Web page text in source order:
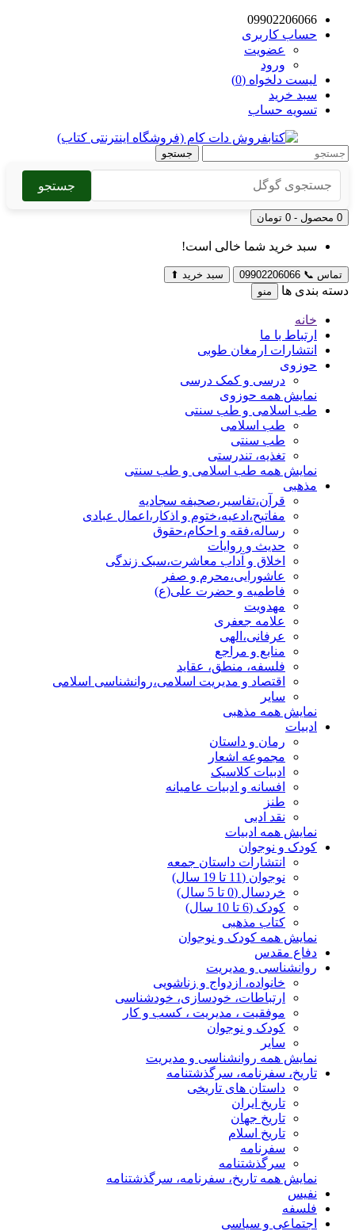
09902206066
حساب کاربری
عضویت
ورود
لیست دلخواه (0)
سبد خرید
تسویه حساب
جستجو
جستجو
0 محصول - 0 تومان
سبد خرید شما خالی است!
تماس 📞
09902206066 سبد خرید ⬆
دسته بندی ها منو
خانه
ارتباط با ما
انتشارات ارمغان طوبی
حوزوی
درسی و کمک درسی
نمایش همه حوزوی
طب اسلامی و طب سنتی
طب اسلامی
طب سنتی
تغذیه، تندرستی
نمایش همه طب اسلامی و طب سنتی
مذهبی
قرآن،تفاسیر،صحیفه سجادیه
مفاتیح،ادعیه،ختوم و اذکار،اعمال عبادی
رساله،فقه و احکام،حقوق
حدیث و روایات
اخلاق و آداب معاشرت،سبک زندگی
عاشورایی،محرم و صفر
فاطمیه و حضرت علی(ع)
مهدویت
علامه جعفری
عرفانی،الهی
منابع و مراجع
فلسفه، منطق، عقاید
اقتصاد و مدیریت اسلامی،روانشناسی اسلامی
سایر
نمایش همه مذهبی
ادبیات
رمان و داستان
مجموعه اشعار
ادبیات کلاسیک
افسانه و ادبیات عامیانه
طنز
نقد ادبی
نمایش همه ادبیات
کودک و نوجوان
انتشارات داستان جمعه
نوجوان (11 تا 19 سال)
خردسال (0 تا 5 سال)
کودک (6 تا 10 سال)
کتاب مذهبی
نمایش همه کودک و نوجوان
دفاع مقدس
روانشناسی و مدیریت
خانواده، ازدواج و زناشویی
ارتباطات، خودسازی، خودشناسی
موفقیت ، مدیریت ، کسب و کار
کودک و نوجوان
سایر
نمایش همه روانشناسی و مدیریت
تاریخ، سفرنامه، سرگذشتنامه
داستان های تاریخی
تاریخ ایران
تاریخ جهان
تاریخ اسلام
سفرنامه
سرگذشتنامه
نمایش همه تاریخ، سفرنامه، سرگذشتنامه
نفیس
فلسفه
اجتماعی و سیاسی